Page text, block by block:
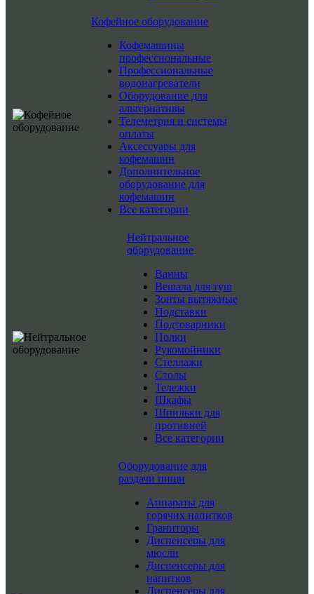
Кофейное оборудование
Кофемашины
профессиональные
Профессиональные
водонагреватели
Оборудование для
альтернативы
Телеметрия и системы
оплаты
Аксессуары для
кофемашин
Дополнительное
оборудование для
кофемашин
Все категории
Нейтральное
оборудование
Ванны
Вешала для туш
Зонты вытяжные
Подставки
Подтоварники
Полки
Рукомойники
Стеллажи
Столы
Тележки
Шкафы
Шпильки для
противней
Все категории
Оборудование для
раздачи пищи
Аппараты для
горячих напитков
Граниторы
Диспенсеры для
мюсли
Диспенсеры для
напитков
Диспенсеры для